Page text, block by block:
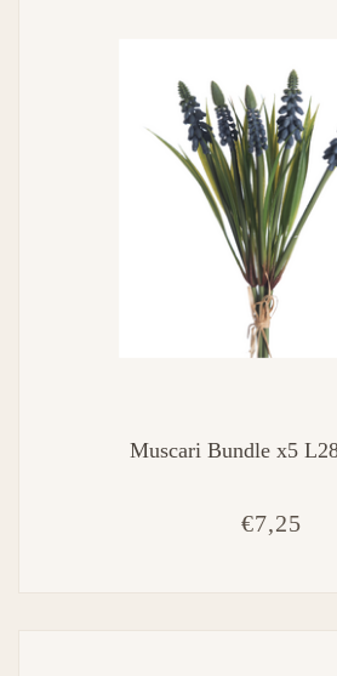
Muscari Bundle x5
€7,25